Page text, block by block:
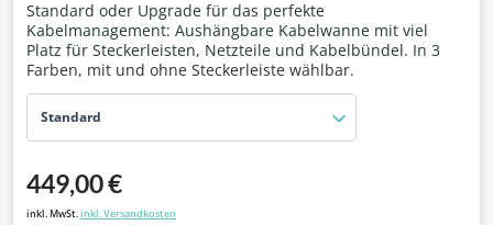
Standard oder Upgrade für das perfekte
Kabelmanagement: Aushängbare Kabelwanne mit viel
Platz für Steckerleisten, Netzteile und Kabelbündel. In 3
Farben, mit und ohne Steckerleiste wählbar.
Standard
449,00 €
inkl. MwSt.inkl. Versandkosten